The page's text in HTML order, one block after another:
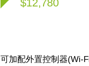
$12,780
可加配外置控制器(Wi-